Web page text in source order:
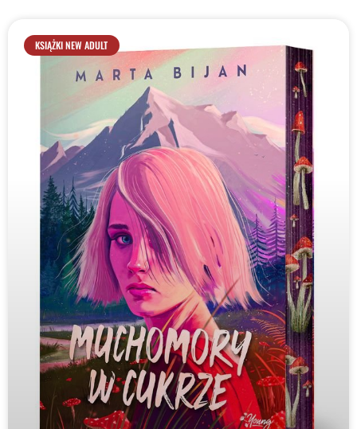
KSIĄŻKI NEW ADULT